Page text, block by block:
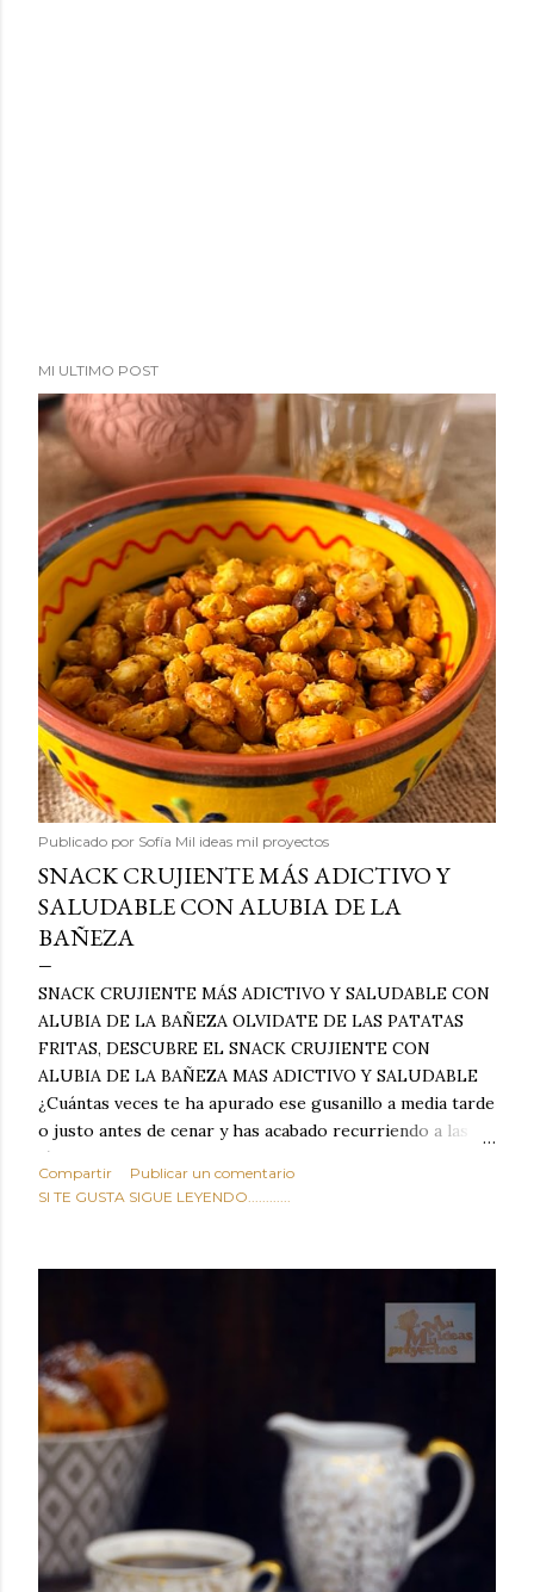
MI ULTIMO POST
Publicado por Sofía Mil ideas mil proyectos
SNACK CRUJIENTE MÁS ADICTIVO Y
SALUDABLE CON ALUBIA DE LA
BAÑEZA
SNACK CRUJIENTE MÁS ADICTIVO Y SALUDABLE CON
ALUBIA DE LA BAÑEZA OLVIDATE DE LAS PATATAS
FRITAS, DESCUBRE EL SNACK CRUJIENTE CON
ALUBIA DE LA BAÑEZA MAS ADICTIVO Y SALUDABLE
¿Cuántas veces te ha apurado ese gusanillo a media tarde
o justo antes de cenar y has acabado recurriendo a las
típicas patatas de bolsa, frutos secos fritos o snacks
ultraprocesados llenos de grasas saturadas y sodio?
sabroso, con ese toque tostado y crujiente que tanto nos
por completo tu forma de ver las legumbres. Olvídate de
asociar las alubias únicamente a los guisos tradicionales y
copiosos de invierno. Con esta receta simple pero
revolucionaria, transformaremos un ingrediente tan
humilde como la alubia de La Bañeza en un snack ligero,
dorado, cargado de proteína y 100% natural. Es el
sustituto perfecto a los frutos se...
Compartir
Publicar un comentario
SI TE GUSTA SIGUE LEYENDO............